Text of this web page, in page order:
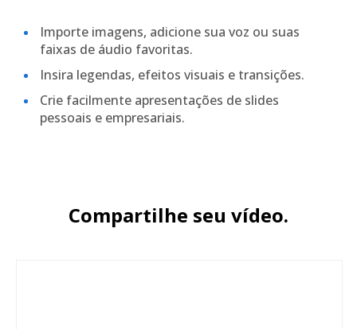
Importe imagens, adicione sua voz ou suas
faixas de áudio favoritas.
Insira legendas, efeitos visuais e transições.
Crie facilmente apresentações de slides
pessoais e empresariais.
Compartilhe seu vídeo.